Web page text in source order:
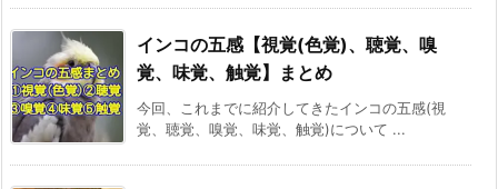
インコの五感【視覚(色覚)、聴覚、嗅
覚、味覚、触覚】まとめ
今回、これまでに紹介してきたインコの五感(視
覚、聴覚、嗅覚、味覚、触覚)について ...